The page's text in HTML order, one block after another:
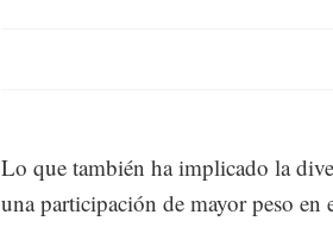
Lo que también ha implicado la
una participación de mayor peso